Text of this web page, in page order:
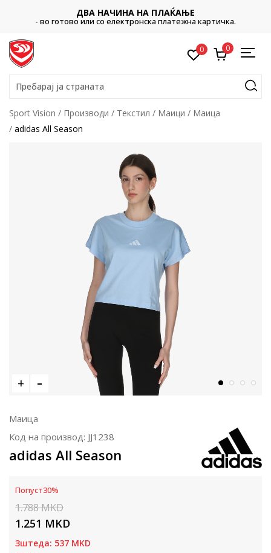
ДВА НАЧИНА НА ПЛАЌАЊЕ
- во готово или со електронска платежна картичка.
0 0
Пребарај ја страната
Sport Vision Производи Текстил Маици
Маица
adidas All Season
Маица
Код на производ: JJ1238
adidas All Season
Попуст30%
1.788MKD
1.251 MKD
Зштеда: 537 MKD